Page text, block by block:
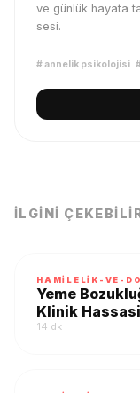
ve günlük hayata
sesi.
#annelik psikolojisi
İLGINI
HAMILELIK-VE-
Yeme
Klinik
14 dk